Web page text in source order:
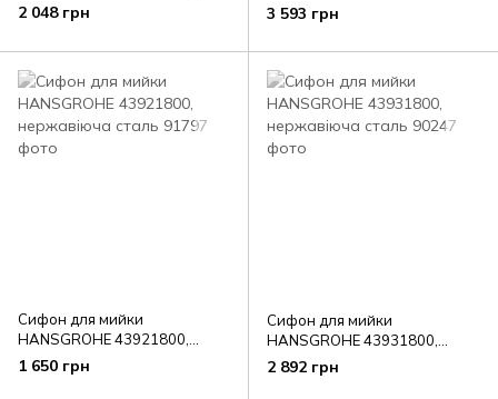
2 048 грн 3 593 грн
Сифон для мийки
HANSGROHE 43921800,
нержавіюча сталь
1 650 грн
Сифон для мийки
HANSGROHE 43931800,
нержавіюча сталь
2 892 грн